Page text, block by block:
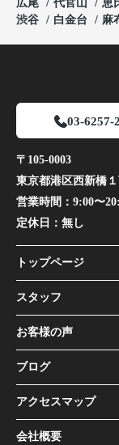
広尾
代官山 恵
渋谷
白金台 麻
03-6257-
〒105-0003
東京都港区西新橋
営業時間： 9:00〜
定休日： 無し
トップページ
スタッフ
お客様の声
ブログ
アクセスマップ
会社概要